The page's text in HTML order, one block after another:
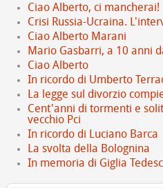
Ciao Alberto, ci mancherai!
Crisi Russia-Ucraina.
Ciao Alberto Marani
Mario Gasbarri, a 10 anni
Ciao Alberto
In ricordo di Umberto
La legge sul divorzio
Cent'anni di tormenti e
vecchio Pci
In ricordo di Luciano Barca
La svolta della Bolognina
In memoria di Giglia